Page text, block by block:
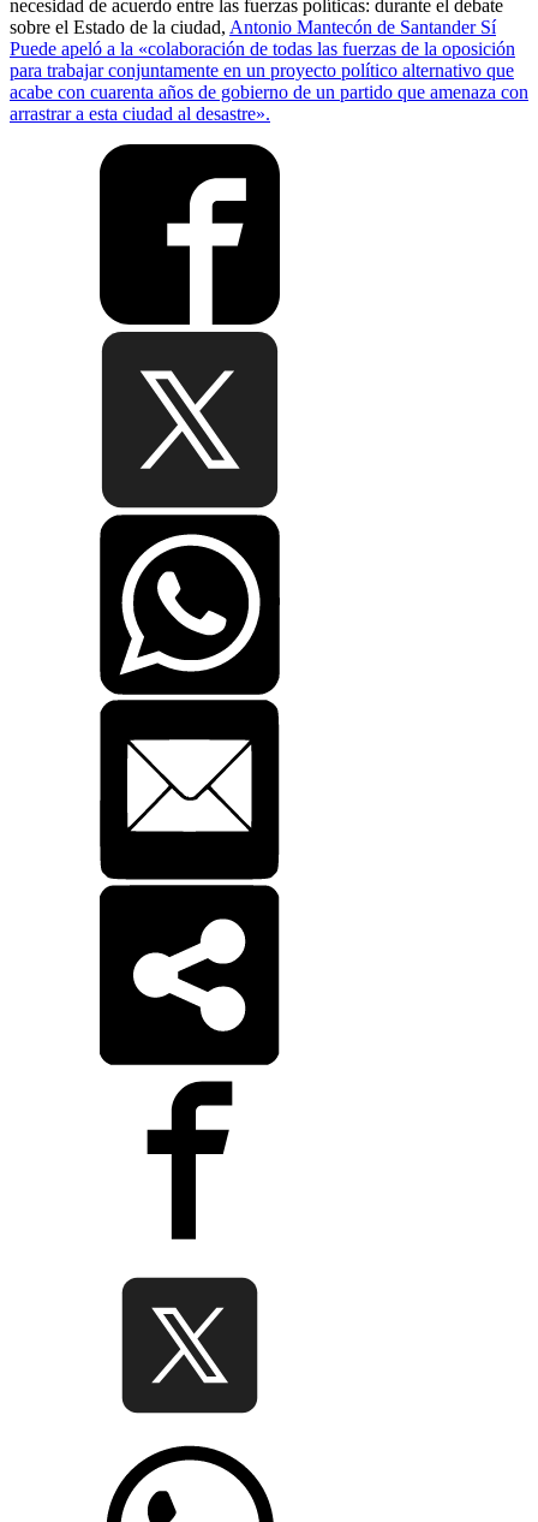
necesidad de acuerdo entre las fuerzas políticas: durante el debate
sobre el Estado de la ciudad, Antonio Mantecón de Santander Sí
Puede apeló a la «colaboración de todas las fuerzas de la oposición
para trabajar conjuntamente en un proyecto político alternativo que
acabe con cuarenta años de gobierno de un partido que amenaza con
arrastrar a esta ciudad al desastre».